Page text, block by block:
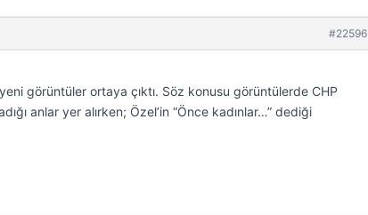
#22596
görüntüler ortaya çıktı. Söz konusu görüntülerde CHP
anlar yer alırken; Özel’in “Önce kadınlar…” dediği